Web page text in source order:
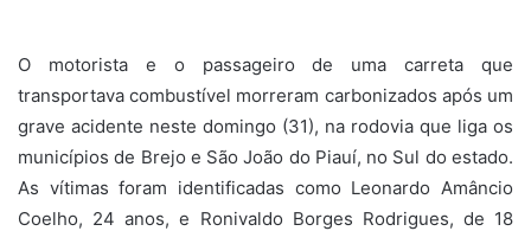
O motorista e o passageiro de uma carreta que
transportava combustível morreram carbonizados após um
grave acidente neste domingo (31), na rodovia que liga os
municípios de Brejo e São João do Piauí, no Sul do estado.
As vítimas foram identificadas como Leonardo Amâncio
Coelho, 24 anos, e Ronivaldo Borges Rodrigues, de 18